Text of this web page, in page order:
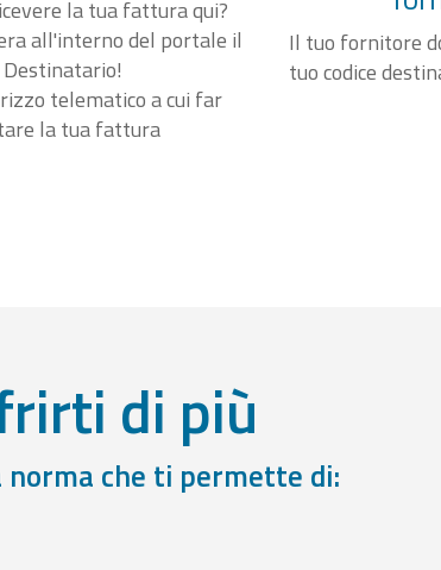
la tua fattura qui?
all'interno del portale il
Destinatario!
telematico a cui far
la tua fattura
Il tuo fornitore
tuo codice
di più
norma che ti permette di: